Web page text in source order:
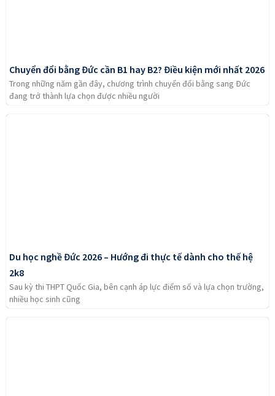
Chuyển đổi bằng Đức cần B1 hay B2? Điều kiện mới nhất 2026
Trong những năm gần đây, chương trình chuyển đổi bằng sang Đức
đang trở thành lựa chọn được nhiều người
Du học nghề Đức 2026 – Hướng đi thực tế dành cho thế hệ
2k8
Sau kỳ thi THPT Quốc Gia, bên cạnh áp lực điểm số và lựa chọn trường,
nhiều học sinh cũng